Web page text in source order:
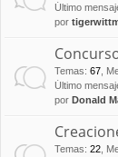
Último
por
Temas: 67
Último
por Donald
Temas: 22